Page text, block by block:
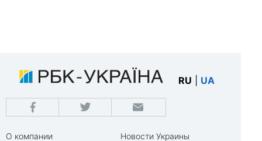
RU UA
О компании
Новости Украины